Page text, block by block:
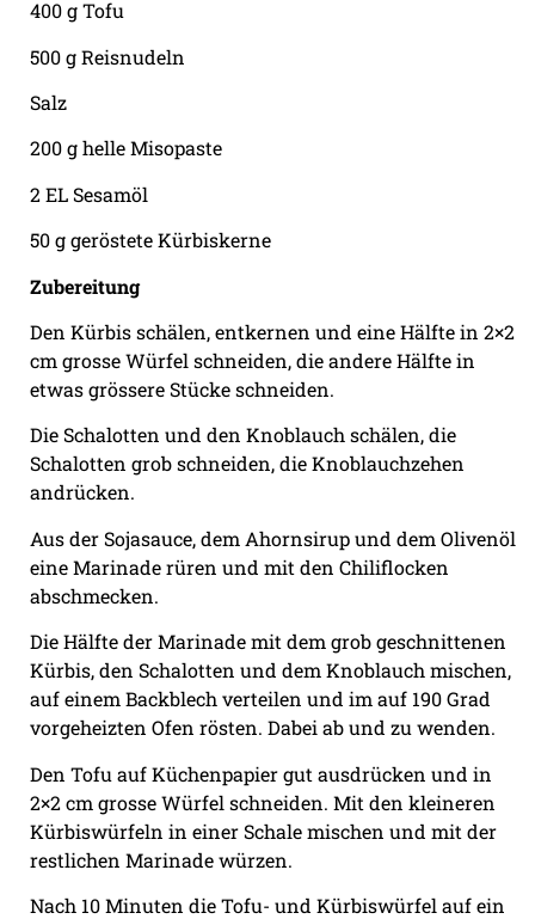
400 g Tofu
500 g Reisnudeln
Salz
200 g helle Misopaste
2 EL Sesamöl
50 g geröstete Kürbiskerne
Zubereitung
Den Kürbis schälen, entkernen und eine Hälfte in 2×2
cm grosse Würfel schneiden, die andere Hälfte in
etwas grössere Stücke schneiden.
Die Schalotten und den Knoblauch schälen, die
Schalotten grob schneiden, die Knoblauchzehen
andrücken.
Aus der Sojasauce, dem Ahornsirup und dem Olivenöl
eine Marinade rüren und mit den Chiliflocken
abschmecken.
Die Hälfte der Marinade mit dem grob geschnittenen
Kürbis, den Schalotten und dem Knoblauch mischen,
auf einem Backblech verteilen und im auf 190 Grad
vorgeheizten Ofen rösten. Dabei ab und zu wenden.
Den Tofu auf Küchenpapier gut ausdrücken und in
2×2 cm grosse Würfel schneiden. Mit den kleineren
Kürbiswürfeln in einer Schale mischen und mit der
restlichen Marinade würzen.
Nach 10 Minuten die Tofu- und Kürbiswürfel auf ein